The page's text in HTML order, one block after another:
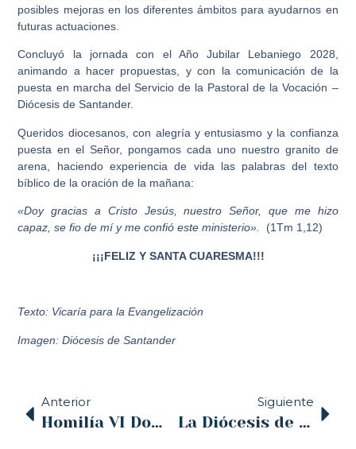
posibles mejoras en los diferentes ámbitos para ayudarnos en
futuras actuaciones.
Concluyó la jornada con el Año Jubilar Lebaniego 2028,
animando a hacer propuestas, y con la comunicación de la
puesta en marcha del Servicio de la Pastoral de la Vocación –
Diócesis de Santander.
Queridos diocesanos, con alegría y entusiasmo y la confianza
puesta en el Señor, pongamos cada uno nuestro granito de
arena, haciendo experiencia de vida las palabras del texto
bíblico de la oración de la mañana:
«Doy gracias a Cristo Jesús, nuestro Señor, que me hizo
capaz, se fio de mí y me confió este ministerio».
(1Tm 1,12)
¡¡¡FELIZ Y SANTA CUARESMA!!!
Texto: Vicaría para la Evangelización
Imagen: Diócesis de Santander
Anterior
Homilía VI Domingo del Tiempo Ordinario, por Jesús Casanueva Vázquez, vicario episcopal para el Clero
Siguiente
La Diócesis de Santander hace realidad la Fundación Reina de la Montaña, que nace con el objetivo de impulsar y dar esplendor al Santuario de la Bien Aparecida y a su entorno